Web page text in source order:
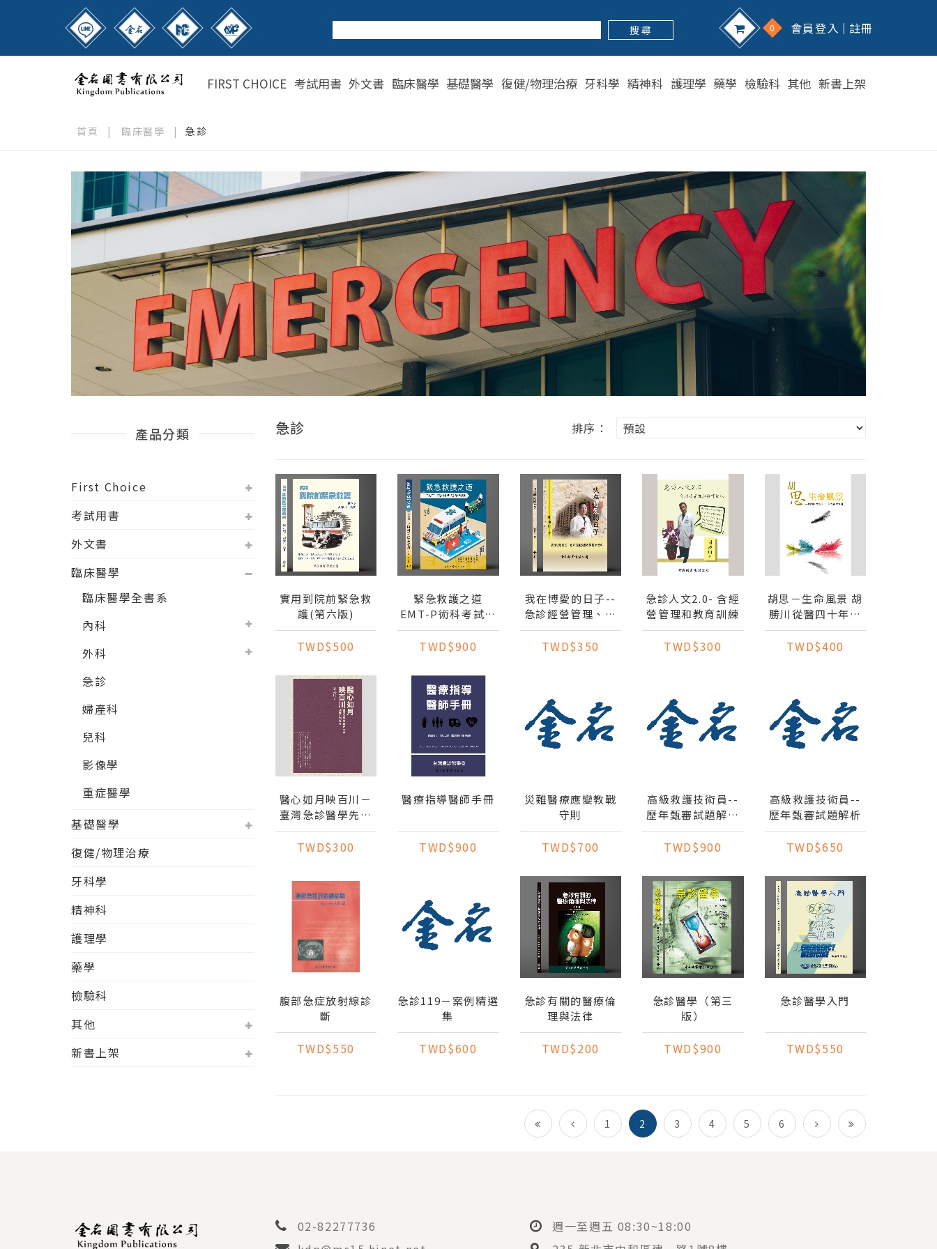
搜 尋 0 會員登入 註冊
FIRST CHOICE 考試用書 外文書 臨床醫學 基礎醫學 復健/物理治療 牙科學 精神科 護理學 藥學 檢驗科 其他 新書上架
首頁 | 臨床醫學 | 急診
產品分類
First Choice
考試用書
外文書
臨床醫學
臨床醫學全書系
內科
外科
急診
婦產科
兒科
影像學
重症醫學
基礎醫學
復健/物理治療
牙科學
精神科
護理學
藥學
檢驗科
其他
新書上架
急診 排序：
實用到院前緊急救
護(第六版)
TWD$500
緊急救護之道
EMT-P術科考試全
攻略
TWD$900
我在博愛的日子--
急診經營管理、教
育訓練及因應評鑑
參考書
TWD$350
急診人文2.0- 含經
營管理和教育訓練
TWD$300
胡思－生命風景 胡
勝川從醫四十年回
憶錄之別冊
TWD$400
醫心如月映百川－
臺灣急診醫學先行
者胡勝川回憶錄
TWD$300
醫療指導醫師手冊
TWD$900
災難醫療應變教戰
守則
TWD$700
高級救護技術員--
歷年甄審試題解析
(2012~2014)
TWD$900
高級救護技術員--
歷年甄審試題解析
TWD$650
腹部急症放射線診
斷
TWD$550
急診119－案例精選
集
TWD$600
急診有關的醫療倫
理與法律
TWD$200
急診醫學（第三
版）
TWD$900
急診醫學入門
TWD$550
1 2 3 4 5 6
02-82277736
週一至週五 08:30~18:00